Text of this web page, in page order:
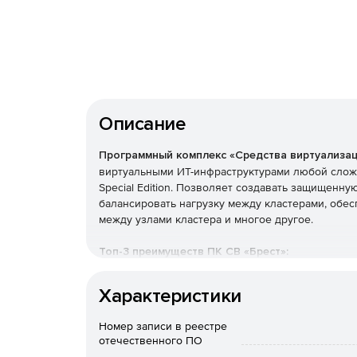
Описание
Программный комплекс «Средства
виртуальными ИТ-инфраструктурами любой
Special Edition. Позволяет создавать
балансировать нагрузку между кластерами,
между узлами кластера и многое другое.
Топ-3 преимуществ ПК СВ «Брест»:
Характеристики
Номер записи в реестре
отечественного ПО